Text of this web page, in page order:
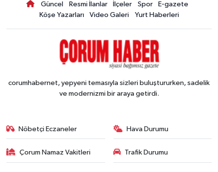
Güncel Resmi İlanlar İlçeler Spor
E-gazete
Köşe Yazarları
Video Galeri Yurt Haberleri
corumhabernet, yepyeni temasıyla sizleri buluştururken, sadelik
ve modernizmi bir araya getirdi.
Nöbetçi Eczaneler Hava Durumu
Çorum Namaz Vakitleri Trafik Durumu